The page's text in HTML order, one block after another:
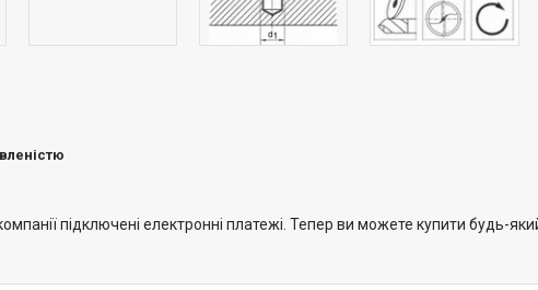
підключені електронні платежі. Тепер ви можете купити будь-